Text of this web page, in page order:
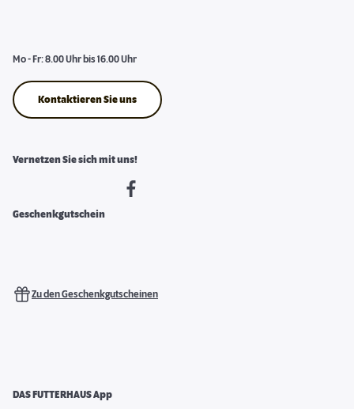
Mo - Fr: 8.00 Uhr bis 16.00 Uhr
Kontaktieren Sie uns
Vernetzen Sie sich mit uns!
Geschenkgutschein
Zu den Geschenkgutscheinen
DAS FUTTERHAUS App